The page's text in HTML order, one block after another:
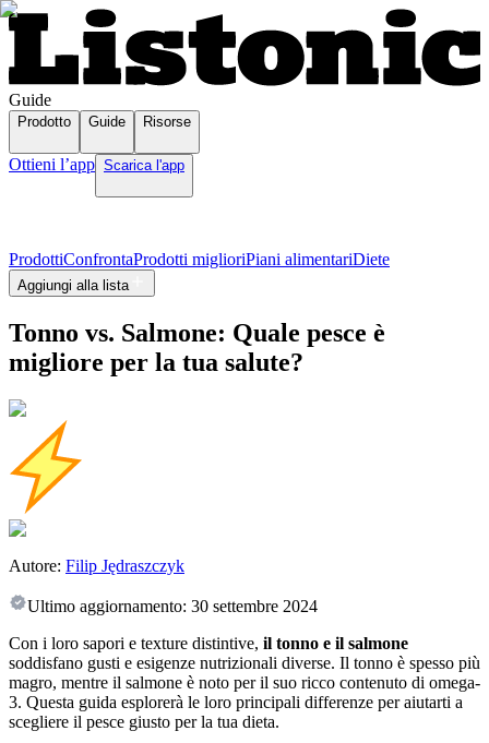
Guide
Prodotto Guide Risorse
Ottieni l’app Scarica l'app
ProdottiConfrontaProdotti miglioriPiani alimentariDiete
Aggiungi alla lista
Tonno vs. Salmone: Quale pesce è
migliore per la tua salute?
Autore: Filip Jędraszczyk
Ultimo aggiornamento: 30 settembre 2024
Con i loro sapori e texture distintive, il tonno e il salmone
soddisfano gusti e esigenze nutrizionali diverse. Il tonno è spesso più
magro, mentre il salmone è noto per il suo ricco contenuto di omega-
3. Questa guida esplorerà le loro principali differenze per aiutarti a
scegliere il pesce giusto per la tua dieta.